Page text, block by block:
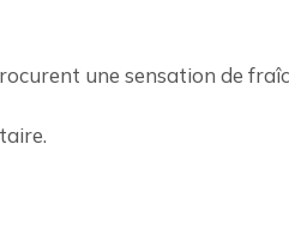
une sensation de